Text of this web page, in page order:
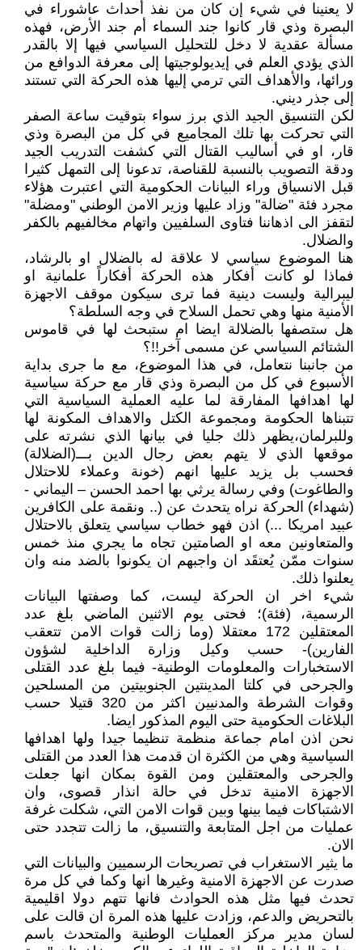
لا يعنينا في شيء إن كان من نفذ أحداث عاشوراء في
البصرة وذي قار كانوا جند السماء أم جند الأرض، فهذه
مسألة عقدية لا دخل للتحليل السياسي فيها إلا بالقدر
الذي يؤدي العلم في إيديولوجيتها إلى معرفة الدوافع من
ورائها، والأهداف التي ترمي إليها هذه الحركة التي تستند
إلى جذر ديني.
لكن التنسيق الجيد الذي برز سواء بتوقيت ساعة الصفر
التي تحركت بها تلك المجاميع في كل من البصرة وذي
قار، او في أساليب القتال التي كشفت التدريب الجيد
ودقة التصويب بالنسبة للقناصة، تدعونا إلى التمهل كثيرا
قبل الانسياق وراء البيانات الحكومية التي اعتبرت هؤلاء
مجرد فئة "ضالة" وزاد عليها وزير الامن الوطني "ومضلة"
لتقفز الى اذهاننا فتاوى السلفيين واتهام مخالفيهم بالكفر
والضلال.
هنا الموضوع سياسي لا علاقة له بالضلال او بالرشاد،
فماذا لو كانت أفكار هذه الحركة أفكاراً علمانية او
ليبرالية وليست دينية فما ترى سيكون موقف الاجهزة
الأمنية منها وهي تحمل السلاح في وجه السلطة؟
هل ستصفها بالضلالة ايضا ام ستبحث لها في قاموس
الشتائم السياسي عن مسمى آخر!!؟
من جانبنا نتعامل، في هذا الموضوع، مع ما جرى بداية
الأسبوع في كل من البصرة وذي قار مع حركة سياسية
لها اهدافها المفارقة لما عليه العملية السياسية التي
تتبناها الحكومة ومجموعة الكتل والاهداف المكونة لها
وللبرلمان،يظهر ذلك جليا في بيانها الذي نشرته على
موقعها الذي لا يتهم بعض رجال الدين بـــ(الضلالة)
فحسب بل يزيد عليها انهم (خونة وعملاء للاحتلال
والطاغوت) وفي رسالة يرثي بها احمد الحسن – اليماني -
(شهداء) الحركة نراه يتحدث عن (.. ونقمة على الكافرين
عبيد امريكا ...) اذن فهو خطاب سياسي يتعلق بالاحتلال
والمتعاونين معه او الصامتين تجاه ما يجري منذ خمس
سنوات ممّن يُعتقَد ان واجبهم ان يكونوا بالضد منه وان
يعلنوا ذلك.
شيء اخر ان الحركة ليست، كما وصفتها البيانات
الرسمية، (فئة)؛ فحتى يوم الاثنين الماضي بلغ عدد
المعتقلين 172 معتقلا (وما زالت قوات الامن تتعقب
الفارين)- حسب وكيل وزارة الداخلية لشؤون
الاستخبارات والمعلومات الوطنية- فيما بلغ عدد القتلى
والجرحى في كلتا المدينتين الجنوبيتين من المسلحين
وقوات الشرطة والمدنيين اكثر من 320 قتيلا حسب
البلاغات الحكومية حتى اليوم المذكور ايضا.
نحن اذن امام جماعة منظمة تنظيما جيدا ولها اهدافها
السياسية وهي من الكثرة ان قدمت هذا العدد من القتلى
والجرحى والمعتقلين ومن القوة بمكان انها جعلت
الاجهزة الامنية تدخل في حالة انذار قصوى، وان
الاشتباكات فيما بينها وبين قوات الامن التي، شكلت غرفة
عمليات من اجل المتابعة والتنسيق، ما زالت تتجدد حتى
الان.
ما يثير الاستغراب في تصريحات الرسميين والبيانات التي
صدرت عن الاجهزة الامنية وغيرها انها وكما في كل مرة
تحدث فيها مثل هذه الحوادث فانها تتهم دولا اقليمية
بالتحريض والدعم، وزادت عليها هذه المرة ان قالت على
لسان مدير مركز العمليات الوطنية والمتحدث باسم